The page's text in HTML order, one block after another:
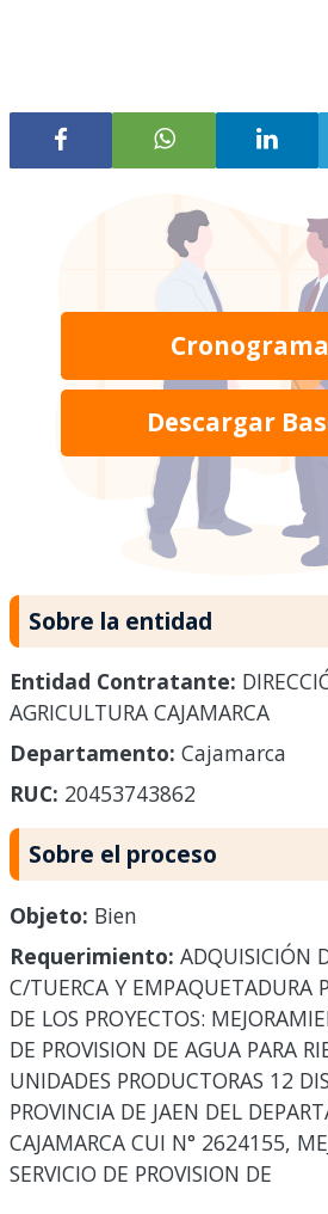
Cronograma
Descargar
Sobre la entidad
Entidad Contratante:
AGRICULTURA CAJAMARCA
Departamento: Cajamarca
RUC: 20453743862
Sobre el proceso
Objeto: Bien
Requerimiento: ADQUISICIÓN
C/TUERCA Y EMPAQUETADURA
DE LOS PROYECTOS:
DE PROVISION DE AGUA PARA
UNIDADES PRODUCTORAS 12
PROVINCIA DE JAEN DEL
CAJAMARCA CUI N° 2624155,
SERVICIO DE PROVISION DE